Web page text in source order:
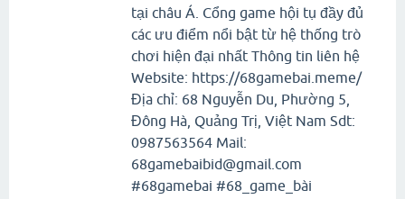
tại châu Á. Cổng game hội tụ đầy đủ
các ưu điểm nổi bật từ hệ thống trò
chơi hiện đại nhất Thông tin liên hệ
Website: https://68gamebai.meme/
Địa chỉ: 68 Nguyễn Du, Phường 5,
Đông Hà, Quảng Trị, Việt Nam Sdt:
0987563564 Mail:
68gamebaibid@gmail.com
#68gamebai #68_game_bài